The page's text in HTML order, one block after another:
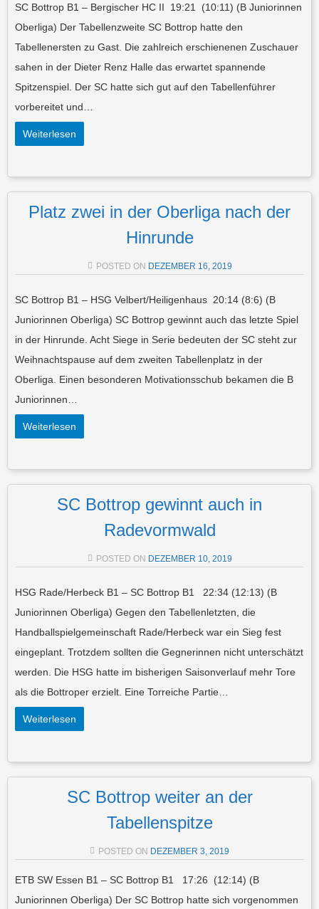
SC Bottrop B1 – Bergischer HC II 19:21 (10:11) (B Juniorinnen
Oberliga) Der Tabellenzweite SC Bottrop hatte den
Tabellenersten zu Gast. Die zahlreich erschienenen Zuschauer
sahen in der Dieter Renz Halle das erwartet spannende
Spitzenspiel. Der SC hatte sich gut auf den Tabellenführer
vorbereitet und…
Weiterlesen
Platz zwei in der Oberliga nach der
Hinrunde
POSTED ON DEZEMBER 16, 2019
SC Bottrop B1 – HSG Velbert/Heiligenhaus 20:14 (8:6) (B
Juniorinnen Oberliga) SC Bottrop gewinnt auch das letzte Spiel
in der Hinrunde. Acht Siege in Serie bedeuten der SC steht zur
Weihnachtspause auf dem zweiten Tabellenplatz in der
Oberliga. Einen besonderen Motivationsschub bekamen die B
Juniorinnen…
Weiterlesen
SC Bottrop gewinnt auch in
Radevormwald
POSTED ON DEZEMBER 10, 2019
HSG Rade/Herbeck B1 – SC Bottrop B1 22:34 (12:13) (B
Juniorinnen Oberliga) Gegen den Tabellenletzten, die
Handballspielgemeinschaft Rade/Herbeck war ein Sieg fest
eingeplant. Trotzdem sollten die Gegnerinnen nicht unterschätzt
werden. Die HSG hatte im bisherigen Saisonverlauf mehr Tore
als die Bottroper erzielt. Eine Torreiche Partie…
Weiterlesen
SC Bottrop weiter an der
Tabellenspitze
POSTED ON DEZEMBER 3, 2019
ETB SW Essen B1 – SC Bottrop B1 17:26 (12:14) (B
Juniorinnen Oberliga) Der SC Bottrop hatte sich vorgenommen